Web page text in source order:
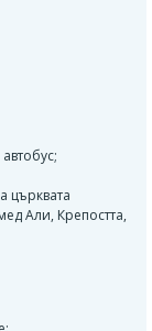
църквата
Али, Крепостта,